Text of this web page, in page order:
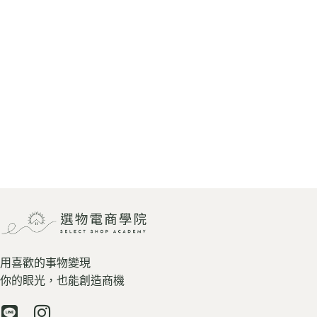
用喜歡的事物變現
你的眼光，也能創造商機